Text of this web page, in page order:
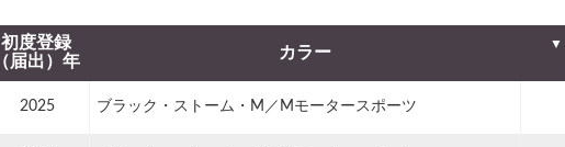
初度登録
（届出）年
カラー
2025 ブラック・ストーム・M／Mモータースポーツ